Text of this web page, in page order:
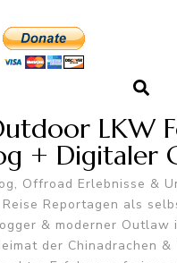
LKW
+ Digitaler
Offroad Erlebnisse &
Reportagen als
& moderner Outlaw
der Chinadrachen &